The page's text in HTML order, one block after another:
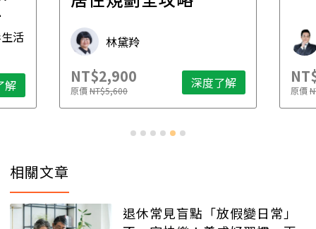
解
財稅專家 朱家棟
NT$2,500
原價NT$4,888 深度了解 原價
相關文章
退休常見盲點「放假變日常」